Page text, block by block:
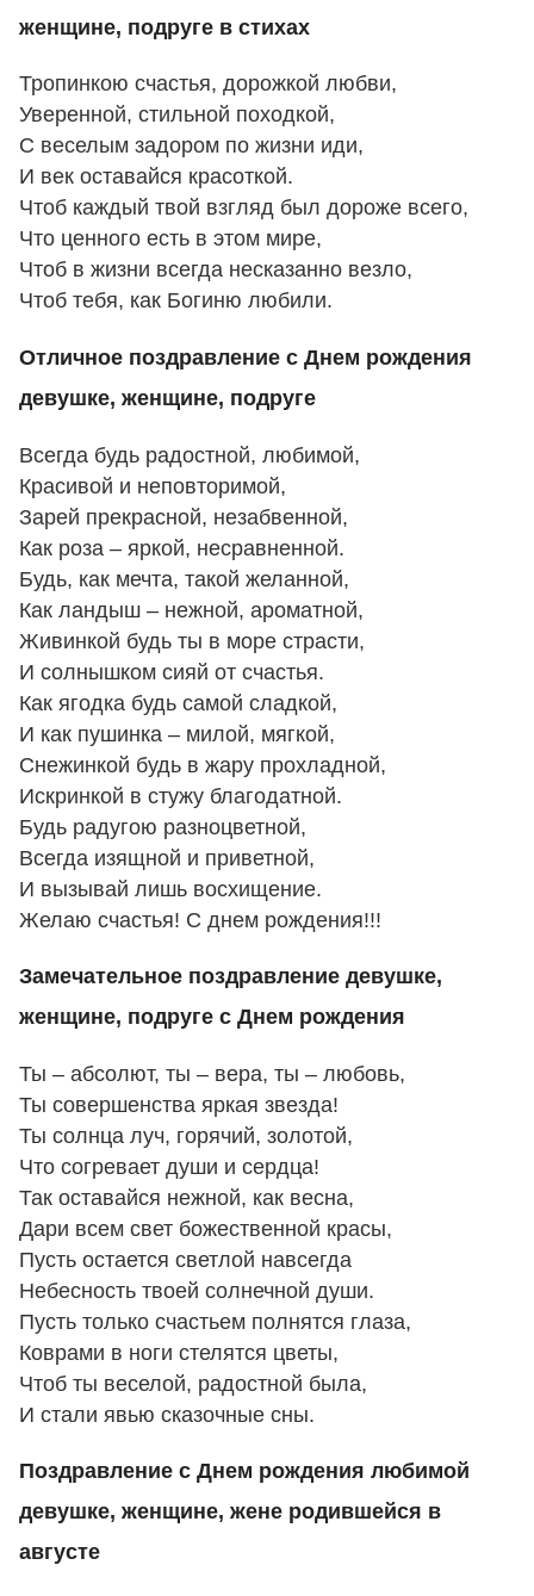
женщине, подруге в стихах
Тропинкою счастья, дорожкой любви,
Уверенной, стильной походкой,
С веселым задором по жизни иди,
И век оставайся красоткой.
Чтоб каждый твой взгляд был дороже всего,
Что ценного есть в этом мире,
Чтоб в жизни всегда несказанно везло,
Чтоб тебя, как Богиню любили.
Отличное поздравление с Днем рождения
девушке, женщине, подруге
Всегда будь радостной, любимой,
Красивой и неповторимой,
Зарей прекрасной, незабвенной,
Как роза – яркой, несравненной.
Будь, как мечта, такой желанной,
Как ландыш – нежной, ароматной,
Живинкой будь ты в море страсти,
И солнышком сияй от счастья.
Как ягодка будь самой сладкой,
И как пушинка – милой, мягкой,
Снежинкой будь в жару прохладной,
Искринкой в стужу благодатной.
Будь радугою разноцветной,
Всегда изящной и приветной,
И вызывай лишь восхищение.
Желаю счастья! С днем рождения!!!
Замечательное поздравление девушке,
женщине, подруге с Днем рождения
Ты – абсолют, ты – вера, ты – любовь,
Ты совершенства яркая звезда!
Ты солнца луч, горячий, золотой,
Что согревает души и сердца!
Так оставайся нежной, как весна,
Дари всем свет божественной красы,
Пусть остается светлой навсегда
Небесность твоей солнечной души.
Пусть только счастьем полнятся глаза,
Коврами в ноги стелятся цветы,
Чтоб ты веселой, радостной была,
И стали явью сказочные сны.
Поздравление с Днем рождения любимой
девушке, женщине, жене родившейся в
августе